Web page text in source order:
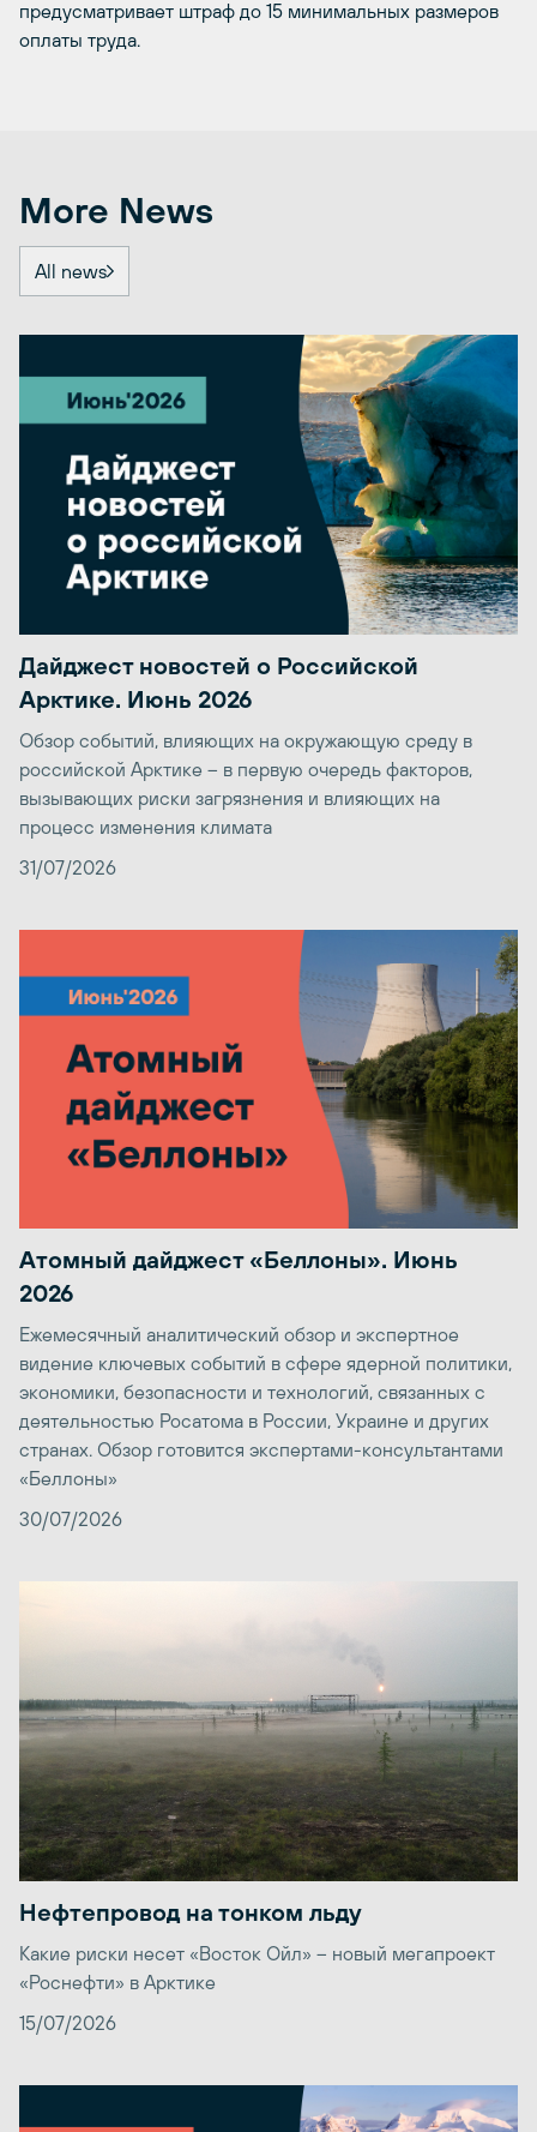
предусматривает штраф до 15 минимальных размеров
оплаты труда.
More News
All news
Дайджест новостей о Российской
Арктике. Июнь 2026
Обзор событий, влияющих на окружающую среду в
российской Арктике – в первую очередь факторов,
вызывающих риски загрязнения и влияющих на
процесс изменения климата
31/07/2026
Атомный дайджест «Беллоны». Июнь
2026
Ежемесячный аналитический обзор и экспертное
видение ключевых событий в сфере ядерной политики,
экономики, безопасности и технологий, связанных с
деятельностью Росатома в России, Украине и других
странах. Обзор готовится экспертами-консультантами
«Беллоны»
30/07/2026
Нефтепровод на тонком льду
Какие риски несет «Восток Ойл» – новый мегапроект
«Роснефти» в Арктике
15/07/2026